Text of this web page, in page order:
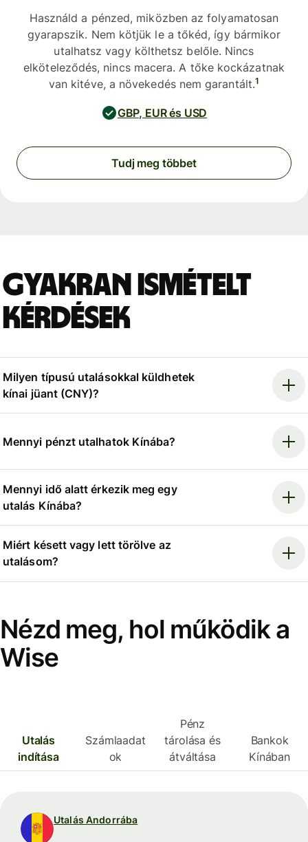
Használd a pénzed, miközben az folyamatosan
gyarapszik. Nem kötjük le a tőkéd, így bármikor
utalhatsz vagy költhetsz belőle. Nincs
elköteleződés, nincs macera. A tőke kockázatnak
van kitéve, a növekedés nem garantált.1
GBP, EUR és USD
Tudj meg többet
Gyakran ismételt
kérdések
Milyen típusú utalásokkal küldhetek
kínai jüant (CNY)?
Mennyi pénzt utalhatok Kínába?
Mennyi idő alatt érkezik meg egy
utalás Kínába?
Miért késett vagy lett törölve az
utalásom?
Nézd meg, hol működik a
Wise
Utalás
indítása
Számlaadat
ok
Pénz
tárolása és
átváltása
Bankok
Kínában
Utalás Andorrába